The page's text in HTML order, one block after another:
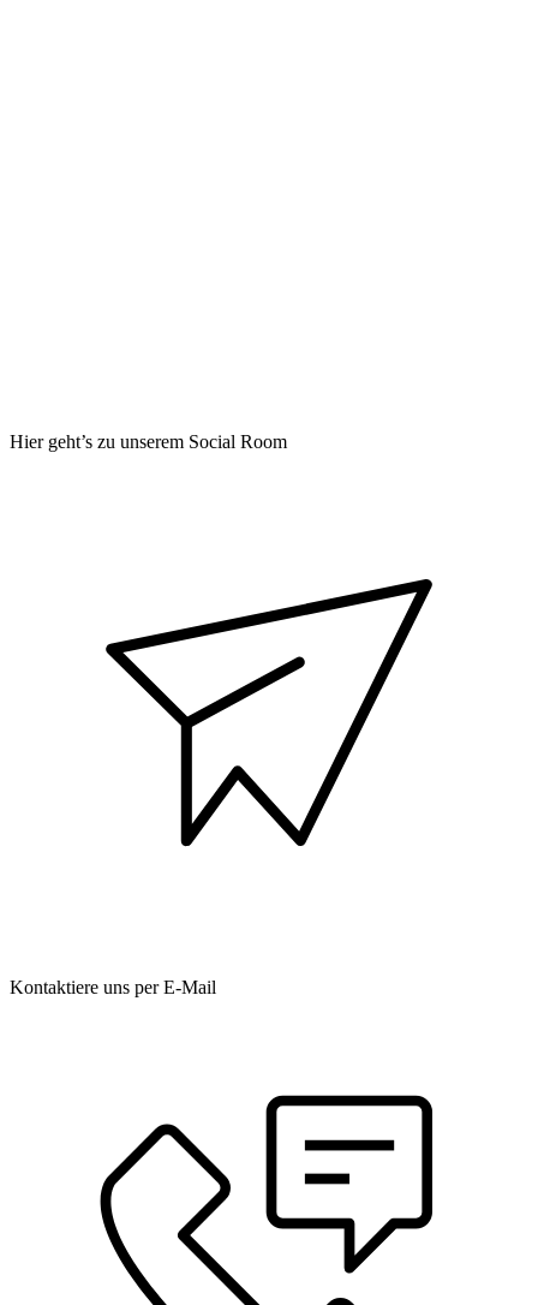
Hier geht’s zu unserem Social Room
Kontaktiere uns per E-Mail